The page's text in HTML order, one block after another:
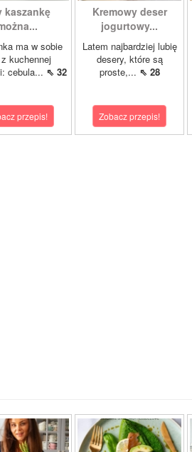
kaszankę
ma w sobie
kuchennej
cebula... ⇖ 32
przepis!
Kremowy deser
jogurtowy...
Latem najbardziej lubię
desery, które są
proste,... ⇖ 28
Zobacz przepis!